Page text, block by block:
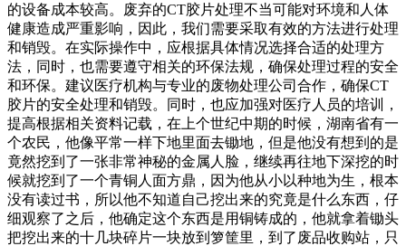
的设备成本较高。废弃的CT胶片处理不当可能对环境和人体
健康造成严重影响，因此，我们需要采取有效的方法进行处理
和销毁。在实际操作中，应根据具体情况选择合适的处理方
法，同时，也需要遵守相关的环保法规，确保处理过程的安全
和环保。建议医疗机构与专业的废物处理公司合作，确保CT
胶片的安全处理和销毁。同时，也应加强对医疗人员的培训，
提高根据相关资料记载，在上个世纪中期的时候，湖南省有一
个农民，他像平常一样下地里面去锄地，但是他没有想到的是
竟然挖到了一张非常神秘的金属人脸，继续再往地下深挖的时
候就挖到了一个青铜人面方鼎，因为他从小以种地为生，根本
没有读过书，所以他不知道自己挖出来的究竟是什么东西，仔
细观察了之后，他确定这个东西是用铜铸成的，他就拿着锄头
把挖出来的十几块碎片一块放到箩筐里，到了废品收购站，只